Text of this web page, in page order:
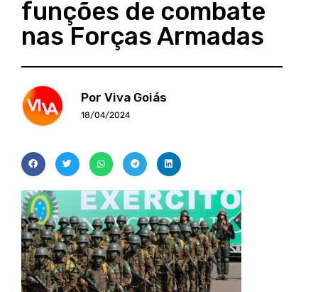
funções de combate
nas Forças Armadas
Por Viva Goiás
18/04/2024